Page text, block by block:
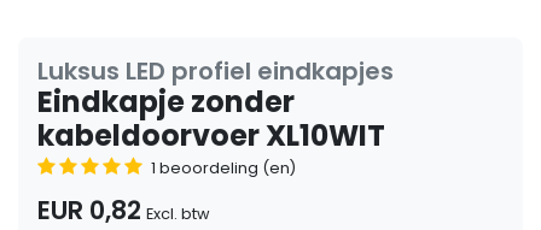
Luksus LED profiel eindkapjes
Eindkapje zonder
kabeldoorvoer XL10WIT
1 beoordeling (en)
EUR 0,82 Excl. btw